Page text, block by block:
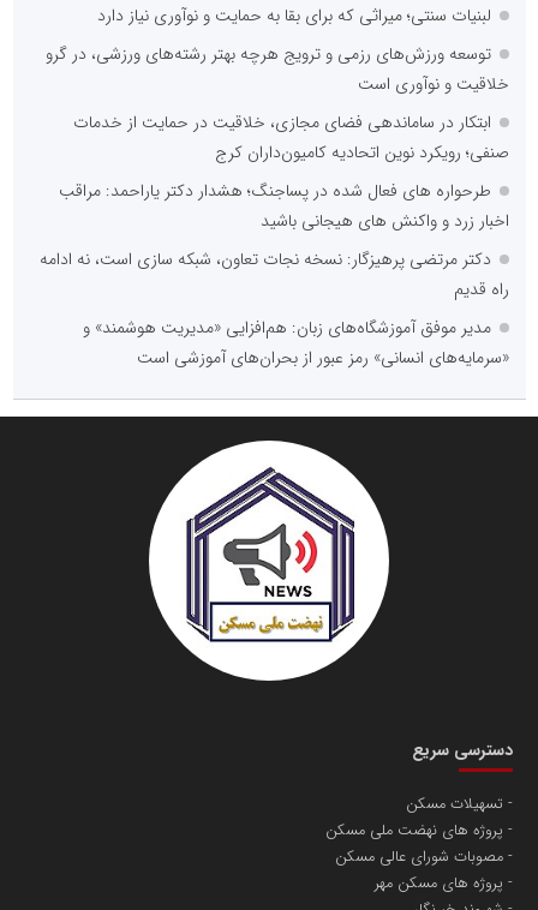
لبنیات سنتی؛ میراثی که برای بقا به حمایت و نوآوری نیاز دارد
توسعه ورزش‌های رزمی و ترویج هرچه بهتر رشته‌های ورزشی، در گرو
خلاقیت و نوآوری است
ابتکار در ساماندهی فضای مجازی، خلاقیت در حمایت از خدمات
صنفی؛ رویکرد نوین اتحادیه کامیون‌داران کرج
طرحواره های فعال شده در پساجنگ؛ هشدار دکتر یاراحمد: مراقب
اخبار زرد و واکنش های هیجانی باشید
دکتر مرتضی پرهیزگار: نسخه نجات تعاون، شبکه سازی است، نه ادامه
راه قدیم
مدیر موفق آموزشگاه‌های زبان: هم‌افزایی «مدیریت هوشمند» و
«سرمایه‌های انسانی» رمز عبور از بحران‌های آموزشی است
دسترسی سریع
تسهیلات مسکن
پروژه های نهضت ملی مسکن
مصوبات شورای عالی مسکن
پروژه های مسکن مهر